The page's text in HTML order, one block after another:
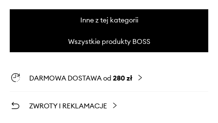
Inne z tej kategorii
Wszystkie produkty BOSS
DARMOWA DOSTAWA od 280 zł
ZWROTY I REKLAMACJE